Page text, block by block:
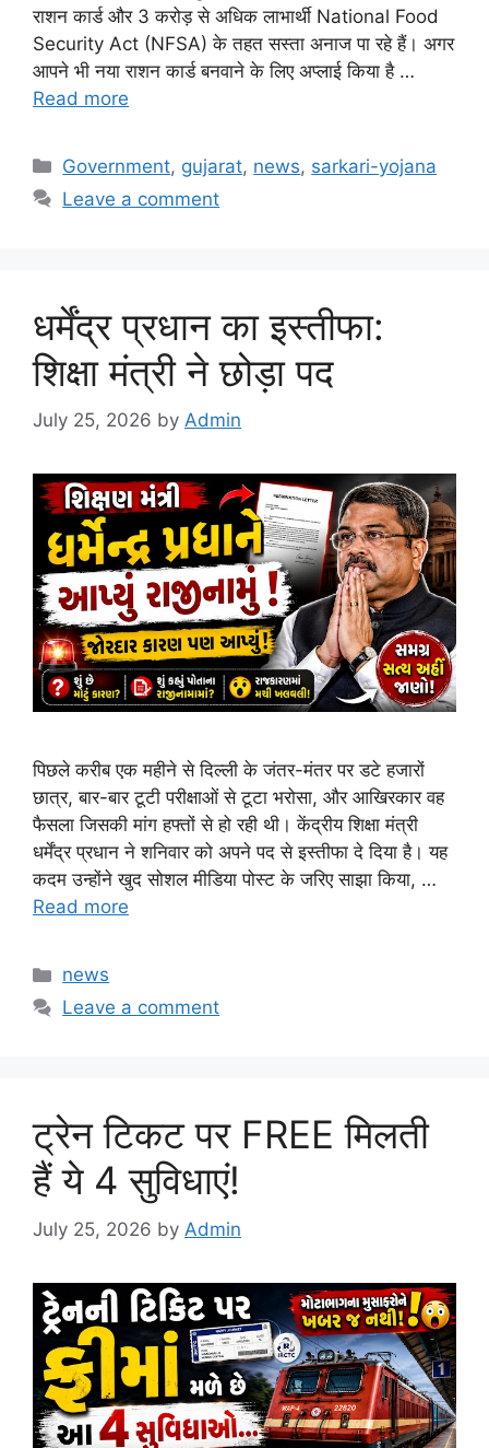
राशन कार्ड और 3 करोड़ से अधिक लाभार्थी National Food
Security Act (NFSA) के तहत सस्ता अनाज पा रहे हैं। अगर
आपने भी नया राशन कार्ड बनवाने के लिए अप्लाई किया है …
Read more
Categories
Government, gujarat, news, sarkari-yojana
Leave a comment
धर्मेंद्र प्रधान का इस्तीफा:
शिक्षा मंत्री ने छोड़ा पद
July 25, 2026 by Admin
पिछले करीब एक महीने से दिल्ली के जंतर-मंतर पर डटे हजारों
छात्र, बार-बार टूटी परीक्षाओं से टूटा भरोसा, और आखिरकार वह
फैसला जिसकी मांग हफ्तों से हो रही थी। केंद्रीय शिक्षा मंत्री
धर्मेंद्र प्रधान ने शनिवार को अपने पद से इस्तीफा दे दिया है। यह
कदम उन्होंने खुद सोशल मीडिया पोस्ट के जरिए साझा किया, …
Read more
Categories
news
Leave a comment
ट्रेन टिकट पर FREE मिलती
हैं ये 4 सुविधाएं!
July 25, 2026 by Admin